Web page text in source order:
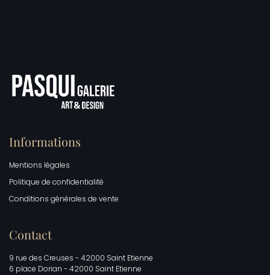
Informations
Mentions légales
Politique de confidentialité
Conditions générales de vente
Contact
9 rue des Creuses - 42000 Saint Etienne
6 place Dorian - 42000 Saint Etienne